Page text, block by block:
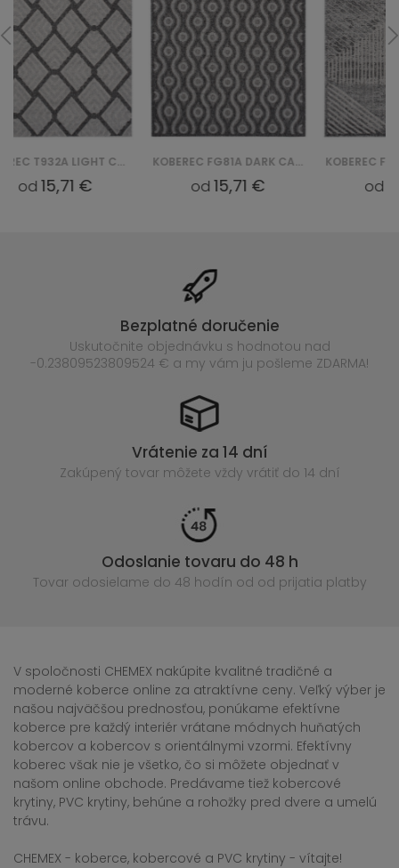
KOBEREC FG81A DARK CANSAS FOW - SZARY
od15,71 €
KOBEREC FG42A LIGHT CANSAS FOW - SZARY
od15,71 €
Bezplatné doručenie
Uskutočnite objednávku s hodnotou nad
-0.23809523809524 € a my vám ju pošleme ZDARMA!
Vrátenie za 14 dní
Zakúpený tovar môžete vždy vrátiť do 14 dní
Odoslanie tovaru do 48 h
Tovar odosielame do 48 hodín od od prijatia platby
V spoločnosti CHEMEX nakúpite kvalitné tradičné a
moderné koberce online za atraktívne ceny. Veľký výber je
našou najväčšou prednosťou, ponúkame efektívne
koberce pre každý interiér vrátane módnych huňatých
kobercov a kobercov s orientálnymi vzormi. Efektívny
koberec však nie je všetko, čo si môžete objednať v
našom online obchode. Predávame tiež kobercové
krytiny, PVC krytiny, behúne a rohožky pred dvere a umelú
trávu.
CHEMEX - koberce, kobercové a PVC krytiny - vítajte!